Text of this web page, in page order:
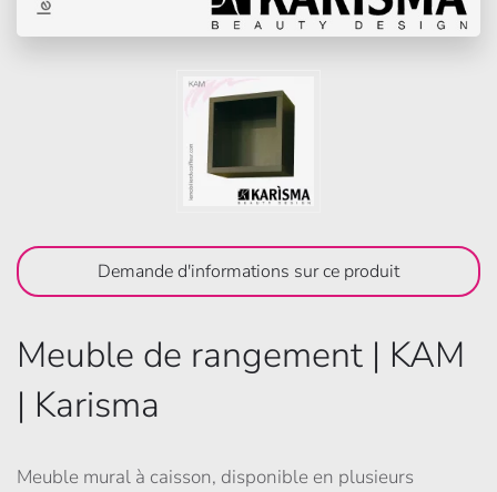
Demande d'informations sur ce produit
Meuble de rangement | KAM
| Karisma
Meuble mural à caisson, disponible en plusieurs